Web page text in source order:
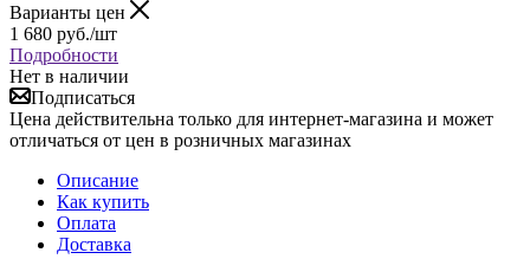
Варианты цен
1 680 руб./шт
Подробности
Нет в наличии
Подписаться
Цена действительна только для интернет-магазина и может
отличаться от цен в розничных магазинах
Описание
Как купить
Оплата
Доставка